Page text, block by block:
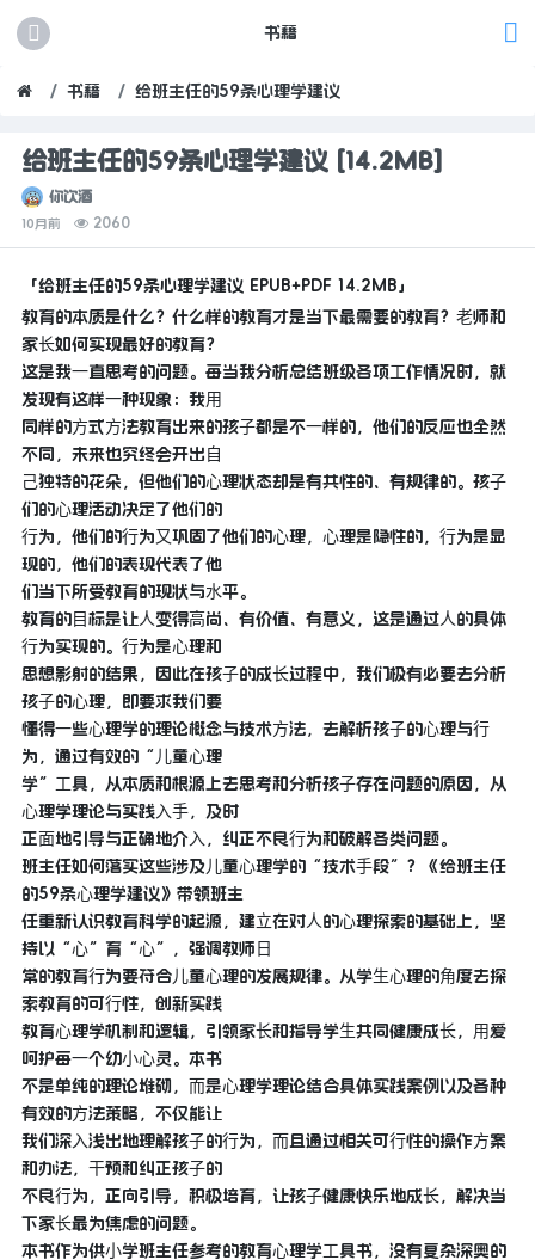
书籍
书籍 给班主任的59条心理学建议
给班主任的59条心理学建议 [14.2MB]
你饮酒
10月前 2060
「给班主任的59条心理学建议 EPUB+PDF 14.2MB」
教育的本质是什么？什么样的教育才是当下最需要的教育？⽼师和
家⻓如何实现最好的教育？
这是我⼀直思考的问题。每当我分析总结班级各项⼯作情况时，就
发现有这样⼀种现象：我⽤
同样的⽅式⽅法教育出来的孩⼦都是不⼀样的，他们的反应也全然
不同，未来也究终会开出⾃
⼰独特的花朵，但他们的⼼理状态却是有共性的、有规律的。孩⼦
们的⼼理活动决定了他们的
⾏为，他们的⾏为⼜巩固了他们的⼼理，⼼理是隐性的，⾏为是显
现的，他们的表现代表了他
们当下所受教育的现状与⽔平。
教育的⽬标是让⼈变得⾼尚、有价值、有意义，这是通过⼈的具体
⾏为实现的。⾏为是⼼理和
思想影射的结果，因此在孩⼦的成⻓过程中，我们极有必要去分析
孩⼦的⼼理，即要求我们要
懂得⼀些⼼理学的理论概念与技术⽅法，去解析孩⼦的⼼理与⾏
为，通过有效的“⼉童⼼理
学”⼯具，从本质和根源上去思考和分析孩⼦存在问题的原因，从
⼼理学理论与实践⼊⼿，及时
正⾯地引导与正确地介⼊，纠正不良⾏为和破解各类问题。
班主任如何落实这些涉及⼉童⼼理学的“技术⼿段”？《给班主任
的59条⼼理学建议》带领班主
任重新认识教育科学的起源，建⽴在对⼈的⼼理探索的基础上，坚
持以“⼼”育“⼼”，强调教师⽇
常的教育⾏为要符合⼉童⼼理的发展规律。从学⽣⼼理的⻆度去探
索教育的可⾏性，创新实践
教育⼼理学机制和逻辑，引领家⻓和指导学⽣共同健康成⻓，⽤爱
呵护每⼀个幼⼩⼼灵。本书
不是单纯的理论堆砌，⽽是⼼理学理论结合具体实践案例以及各种
有效的⽅法策略，不仅能让
我们深⼊浅出地理解孩⼦的⾏为，⽽且通过相关可⾏性的操作⽅案
和办法，⼲预和纠正孩⼦的
不良⾏为，正向引导，积极培育，让孩⼦健康快乐地成⻓，解决当
下家⻓最为焦虑的问题。
本书作为供⼩学班主任参考的教育⼼理学⼯具书，没有复杂深奥的